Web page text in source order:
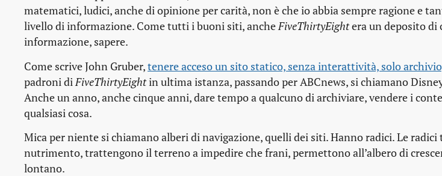
matematici, ludici, anche di opinione per carità, non è che io abbia sempre ragione e
livello di informazione. Come tutti i buoni siti, ancheFiveThirtyEightera un deposito di
informazione, sapere.
Come scrive John Gruber,tenere acceso un sito statico, senza interattività, solo
padroni di FiveThirtyEightin ultima istanza, passando per ABCnews, si chiamano
Anche un anno, anche cinque anni, dare tempo a qualcuno di archiviare, vendere i
qualsiasi cosa.
Mica per niente si chiamano alberi di navigazione, quelli dei siti. Hanno radici. Le
nutrimento, trattengono il terreno a impedire che frani, permettono all’albero di
lontano.